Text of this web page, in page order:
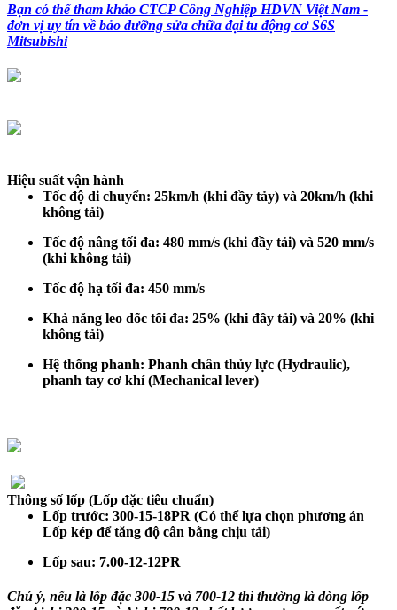
Bạn có thể tham khảo CTCP Công Nghiệp HDVN Việt Nam -
đơn vị uy tín về bảo dưỡng sửa chữa đại tu động cơ S6S
Mitsubishi
Hiệu suất vận hành
Tốc độ di chuyển: 25km/h (khi đầy tảy) và 20km/h (khi
không tải)
Tốc độ nâng tối đa: 480 mm/s (khi đầy tải) và 520 mm/s
(khi không tải)
Tốc độ hạ tối đa: 450 mm/s
Khả năng leo dốc tối đa: 25% (khi đầy tải) và 20% (khi
không tải)
Hệ thống phanh: Phanh chân thủy lực (Hydraulic),
phanh tay cơ khí (Mechanical lever)
Thông số lốp (Lốp đặc tiêu chuẩn)
Lốp trước: 300-15-18PR (Có thể lựa chọn phương án
Lốp kép để tăng độ cân bằng chịu tải)
Lốp sau: 7.00-12-12PR
Chú ý, nếu là lốp đặc 300-15 và 700-12 thì thường là dòng lốp